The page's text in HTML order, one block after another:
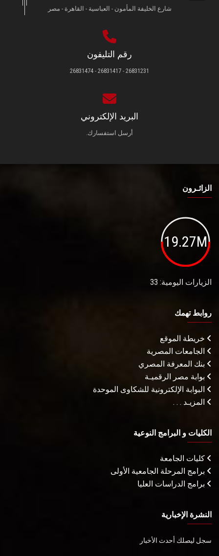
شارع الخليفة المأمون - العباسية - القاهرة - مصر
رقم التليفون
26831231 - 26831417 - 26831474
البريد الإلكتروني
أرسل استفسارك.
الزائـرون
19.27M
الزيارات اليومية: 33
روابط تهمك
خريطة الموقع
الجامعات المصرية
بنك المعرفة المصري
بوابة مصر الرقميـة
البوابة الإلكترونية للشكاوى الموحدة
المزيـد . . .
الكليات و البرامج النوعية
كليات الجامعة
برامج المرحلة الجامعية الأولى
برامج الدراسات العليا
النشرة الإخبارية
سجل ليصلك أحدث الأخبار